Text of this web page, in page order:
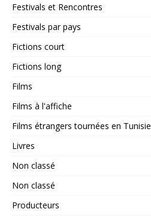
Festivals et Rencontres
Festivals par pays
Fictions court
Fictions long
Films
Films à l'affiche
Films étrangers tournées en Tunisie
Livres
Non classé
Non classé
Producteurs